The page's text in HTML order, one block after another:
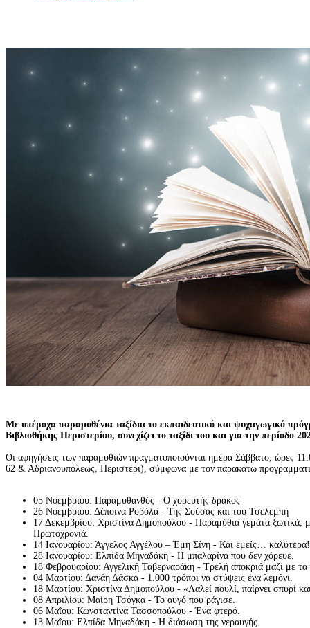
Με υπέροχα παραμυθένια ταξίδια το εκπαιδευτικό και ψυχαγωγικό
Βιβλιοθήκης Περιστερίου, συνεχίζει το ταξίδι του και για την περίοδο
Οι αφηγήσεις των παραμυθιών πραγματοποιούνται ημέρα Σάββατο, ώρες
62 & Αδριανουπόλεως, Περιστέρι), σύμφωνα με τον παρακάτω
05 Νοεμβρίου: Παραμυθανθός - Ο χορευτής δράκος
26 Νοεμβρίου: Δέποινα Ροβόλα - Της Σούσας και του Τσελεμπή
17 Δεκεμβρίου: Χριστίνα Δημοπούλου - Παραμύθια γεμάτα ξωτικά,
Πρωτοχρονιά.
14 Ιανουαρίου: Άγγελος Αγγέλου – Έμη Σίνη - Και εμείς… καλύτερα!
28 Ιανουαρίου: Ελπίδα Μηναδάκη - Η μπαλαρίνα που δεν χόρευε.
18 Φεβρουαρίου: Αγγελική Ταβερναράκη - Τρελή αποκριά μαζί με τα
04 Μαρτίου: Δανάη Δάσκα - 1.000 τρόποι να στύψεις ένα λεμόνι.
18 Μαρτίου: Χριστίνα Δημοπούλου - «Λαλεί πουλί, παίρνει σπυρί
08 Απριλίου: Μαίρη Τσόγκα - Το αυγό που ράγισε.
06 Μαΐου: Κωνσταντίνα Τασσοπούλου - Ένα φτερό.
13 Μαΐου: Ελπίδα Μηναδάκη - Η διάσωση της νεραυγής.